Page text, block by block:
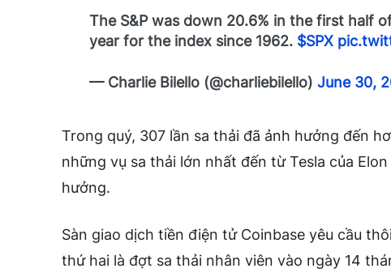
The S&P was down 20.6% in the first half
year for the index since 1962. $SPX
— Charlie Bilello (@charliebilello)June 30,
Trong quý, 307 lần sa thải đã ảnh hưởng đến
những vụ sa thải lớn nhất đến từ Tesla của
hưởng.
Sàn giao dịch tiền điện tử Coinbase yêu cầu
thứ hai là đợt sa thải nhân viên vào ngày 14